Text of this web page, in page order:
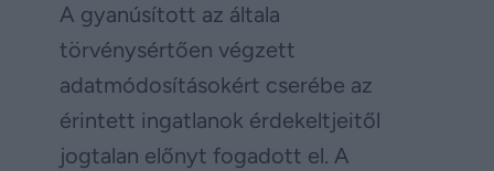
A gyanúsított az általa
törvénysértően végzett
adatmódosításokért cserébe az
érintett ingatlanok érdekeltjeitől
jogtalan előnyt fogadott el. A